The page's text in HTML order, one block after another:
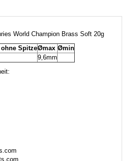
World Champion Brass Soft 20g
SpitzeØmax Ømin
9,6mm